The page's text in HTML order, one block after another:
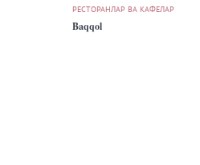
РЕСТОРАНЛАР ВА КАФЕЛАР
Baqqol